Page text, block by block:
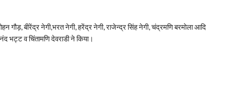
गौड़, बीरेंद्र नेगी,भरत नेगी, हरेंद्र नेगी, राजेन्द्र सिंह नेगी, चंद्रमणि बरमोला आदि
भट्ट व चिंतामणि देवराडी ने किया।